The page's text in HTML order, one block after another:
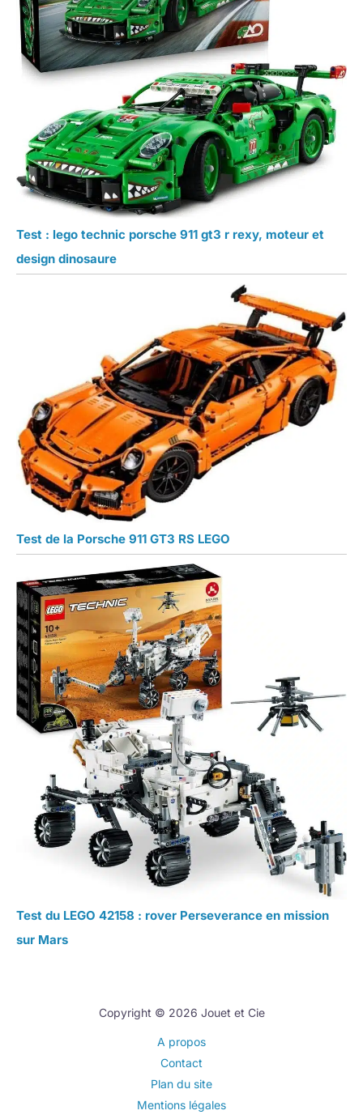
Test : lego technic porsche 911 gt3 r rexy, moteur et
design dinosaure
Test de la Porsche 911 GT3 RS LEGO
Test du LEGO 42158 : rover Perseverance en mission
sur Mars
Copyright © 2026 Jouet et Cie
A propos
Contact
Plan du site
Mentions légales